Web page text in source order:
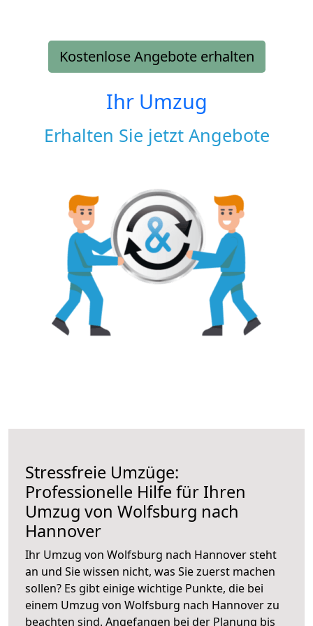
Kostenlose Angebote erhalten
Ihr Umzug
Erhalten Sie jetzt Angebote
Stressfreie Umzüge:
Professionelle Hilfe für Ihren
Umzug von Wolfsburg nach
Hannover
Ihr Umzug von Wolfsburg nach Hannover steht
an und Sie wissen nicht, was Sie zuerst machen
sollen? Es gibt einige wichtige Punkte, die bei
einem Umzug von Wolfsburg nach Hannover zu
beachten sind. Angefangen bei der Planung bis